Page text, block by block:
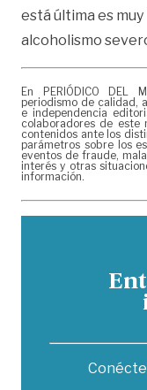
está última es
alcoholismo
En PERIÓDICO DEL
periodismo de calidad,
e independencia
colaboradores de este
contenidos ante los
parámetros sobre los
eventos de fraude,
interés y otras
información.